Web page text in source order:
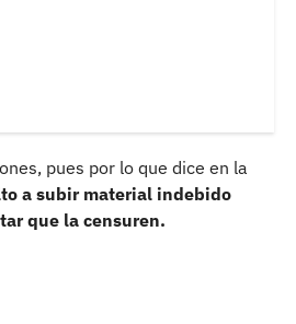
pues por lo que dice en la
a subir material indebido
que la censuren.